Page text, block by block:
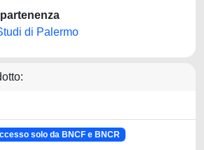
di Palermo
solo da BNCF e BNCR